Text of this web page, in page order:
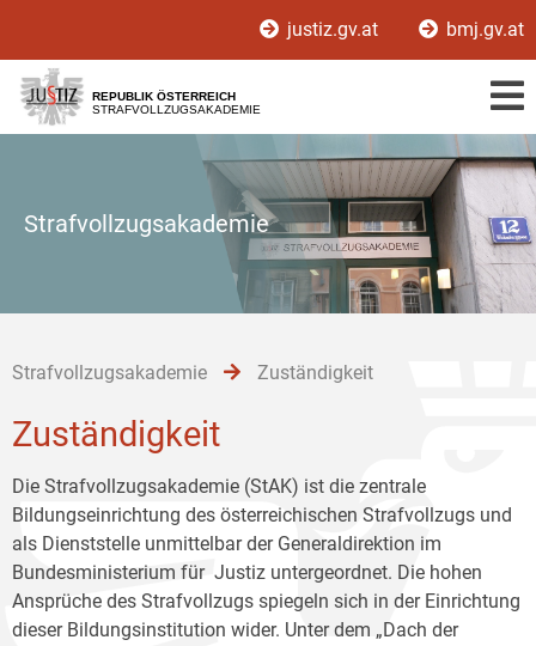
[1]
[2]
[3]
justiz.gv.at bmj.gv.at
REPUBLIK ÖSTERREICH
STRAFVOLLZUGSAKADEMIE
Strafvollzugsakademie
Strafvollzugsakademie Zuständigkeit
Zuständigkeit
Die Strafvollzugsakademie (StAK) ist die zentrale
Bildungseinrichtung des österreichischen Strafvollzugs und
als Dienststelle unmittelbar der Generaldirektion im
Bundesministerium für Justiz untergeordnet. Die hohen
Ansprüche des Strafvollzugs spiegeln sich in der Einrichtung
dieser Bildungsinstitution wider. Unter dem „Dach der